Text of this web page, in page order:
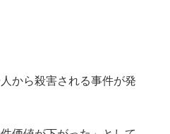
から殺害される事件が発